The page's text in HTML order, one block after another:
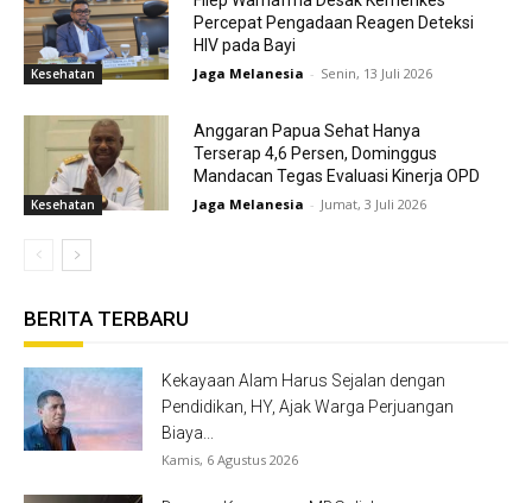
Kesehatan
Percepat Pengadaan Reagen Deteksi
HIV pada Bayi
Jaga Melanesia - Senin, 13 Juli 2026
Kesehatan
Anggaran Papua Sehat Hanya
Terserap 4,6 Persen, Dominggus
Mandacan Tegas Evaluasi Kinerja OPD
Jaga Melanesia - Jumat, 3 Juli 2026
BERITA TERBARU
Kekayaan Alam Harus Sejalan dengan
Pendidikan, HY, Ajak Warga Perjuangan
Biaya...
Kamis, 6 Agustus 2026